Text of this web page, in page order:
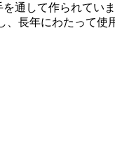
通して作られてい
長年にわたって使